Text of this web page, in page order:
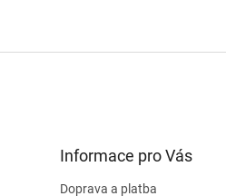
Informace pro Vás
Doprava a platba